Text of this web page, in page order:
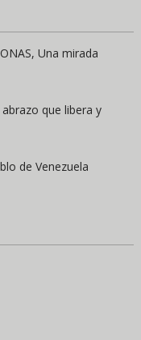
Una mirada
que libera y
de Venezuela